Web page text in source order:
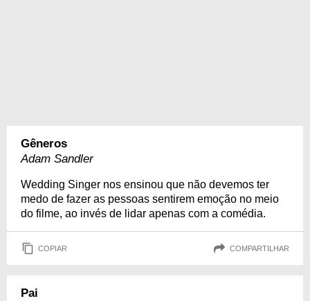
Gêneros
Adam Sandler
Wedding Singer nos ensinou que não devemos ter
medo de fazer as pessoas sentirem emoção no meio
do filme, ao invés de lidar apenas com a comédia.
COPIAR COMPARTILHAR
Pai